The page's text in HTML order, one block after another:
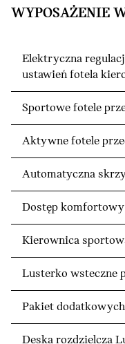
WYPOSAŻENIE
Elektryczna
ustawień fotela
Sportowe fotele
Aktywne fotele
Automatyczna
Dostęp komfortowy
Kierownica
Lusterko wsteczne
Pakiet
Deska rozdzielcza